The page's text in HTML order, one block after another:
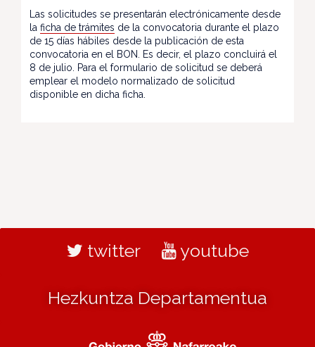
Las solicitudes se presentarán electrónicamente desde
la ficha de trámites de la convocatoria durante el plazo
de 15 días hábiles desde la publicación de esta
convocatoria en el BON. Es decir, el plazo concluirá el
8 de julio. Para el formulario de solicitud se deberá
emplear el modelo normalizado de solicitud
disponible en dicha ficha.
twitter youtube
Hezkuntza Departamentua